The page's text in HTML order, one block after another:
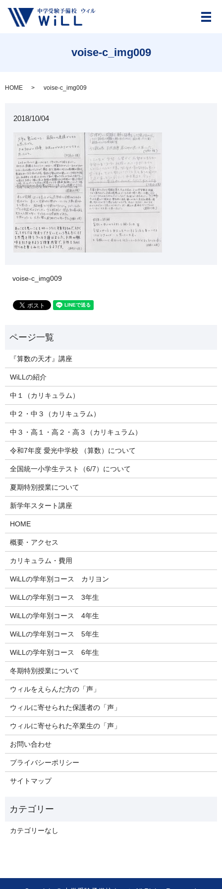
メ
voise-c_img009
HOME voise-c_img009
2018/10/04
voise-c_img009
『算数の天才』講座
WiLLの紹介
中１（カリキュラム）
中２・中３（カリキュラム）
中３・高１・高２・高３（カリキュラム）
令和7年度 愛光中学校 （算数）について
全国統一小学生テスト（6/7）について
夏期特別授業について
新学年スタート講座
HOME
概要・アクセス
カリキュラム・費用
WiLLの学年別コース カリヨン
WiLLの学年別コース 3年生
WiLLの学年別コース 4年生
WiLLの学年別コース 5年生
WiLLの学年別コース 6年生
冬期特別授業について
ウィルをえらんだ方の「声」
ウィルに寄せられた保護者の「声」
ウィルに寄せられた卒業生の「声」
お問い合わせ
プライバシーポリシー
サイトマップ
カテゴリーなし